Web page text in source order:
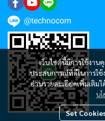
เว็บไซต์นี้มีการใช้งา
ประสบการณ์ที่ดีในการใช้
อ่านรายละเอียดเพิ่มเติมไ
น
Set
@technocom